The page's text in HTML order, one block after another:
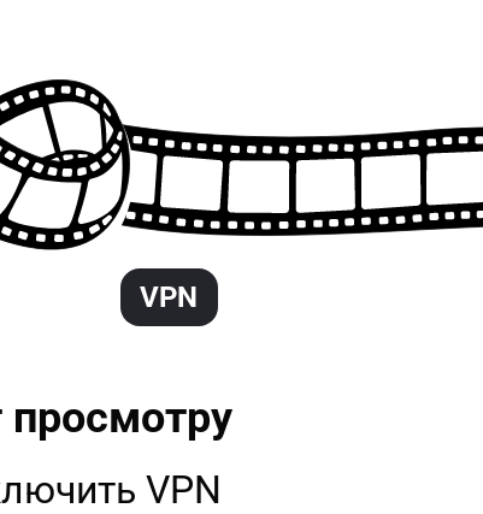
VPN
просмотру
VPN